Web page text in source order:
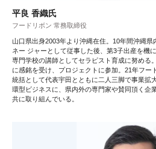
平良 香織氏
フードリボン 常務取締役
山口県出身2003年より沖縄在住。10年間沖縄
ネー ジャーとして従事した後、第3子出産を機
専門学校の講師としてセラピスト育成に努める
に感銘を受け、プロジェクトに参加。21年フー
統括として代表宇田とともに二人三脚で事業拡
環型ビジネスに、県内外の専門家や賛同頂く企
共に取り組んでいる。